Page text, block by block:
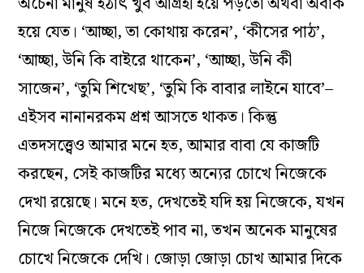
হয়ে যেত। ‘আচ্ছা, তা কোথায় করেন’, ‘কীসের পাঠ’,
‘আচ্ছা, উনি কি বাইরে থাকেন’, ‘আচ্ছা, উনি কী
সাজেন’, ‘তুমি শিখেছ’, ‘তুমি কি বাবার লাইনে যাবে’–
এইসব নানানরকম প্রশ্ন আসতে থাকত। কিন্তু
এতদসত্ত্বেও আমার মনে হত, আমার বাবা যে কাজটি
করছেন, সেই কাজটির মধ‌্যে অন্যের চোখে নিজেকে
দেখা রয়েছে। মনে হত, দেখতেই যদি হয় নিজেকে, যখন
নিজে নিজেকে দেখতেই পাব না, তখন অনেক মানুষের
চোখে নিজেকে দেখি। জোড়া জোড়া চোখ আমার দিকে